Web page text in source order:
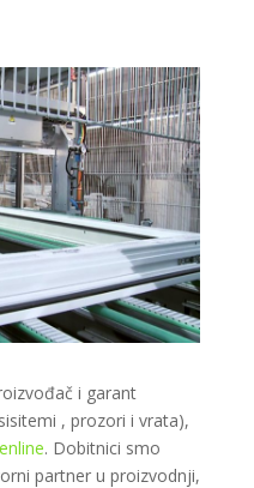
i garant
, prozori i vrata),
. Dobitnici smo
partner u proizvodnji,